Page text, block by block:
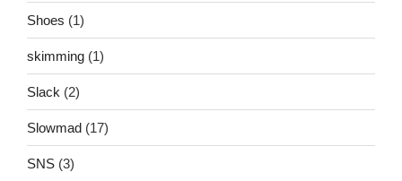
Shoes (1)
skimming (1)
Slack (2)
Slowmad (17)
SNS (3)